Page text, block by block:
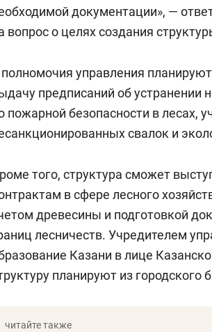
документации», —
вопрос о целях создания
управления
предписаний об устранении
пожарной безопасности в лесах,
свалок и
того, структура сможет
в сфере лесного
древесины и подготовкой
лесничеств. Учредителем
Казани в лице
планируют из городского